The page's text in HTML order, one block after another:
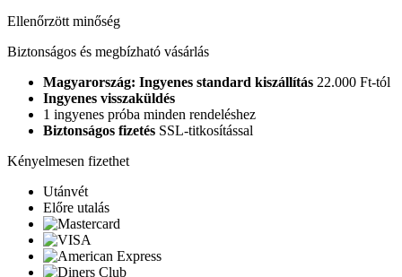
Ellenőrzött minőség
Biztonságos és megbízható vásárlás
Magyarország: Ingyenes standard kiszállítás 22.000 Ft-tól
Ingyenes visszaküldés
1 ingyenes próba minden rendeléshez
Biztonságos fizetés SSL-titkosítással
Kényelmesen fizethet
Utánvét
Előre utalás